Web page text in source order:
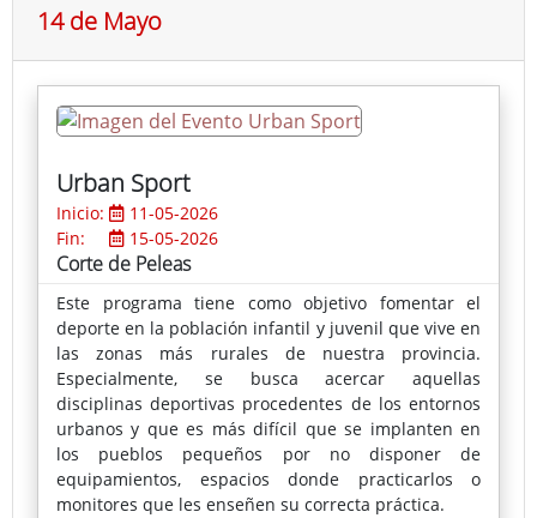
14 de Mayo
Urban Sport
Inicio:
11-05-2026
Fin:
15-05-2026
Corte de Peleas
Este programa tiene como objetivo fomentar el
deporte en la población infantil y juvenil que vive en
las zonas más rurales de nuestra provincia.
Especialmente, se busca acercar aquellas
disciplinas deportivas procedentes de los entornos
urbanos y que es más difícil que se implanten en
los pueblos pequeños por no disponer de
equipamientos, espacios donde practicarlos o
monitores que les enseñen su correcta práctica.